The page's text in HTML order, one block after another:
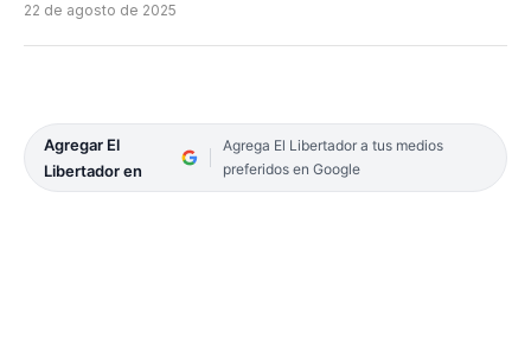
22 de agosto de 2025
Agregar El
Libertador en
Agrega El Libertador a tus medios
preferidos en Google